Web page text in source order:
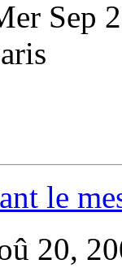
Sep
le
20,